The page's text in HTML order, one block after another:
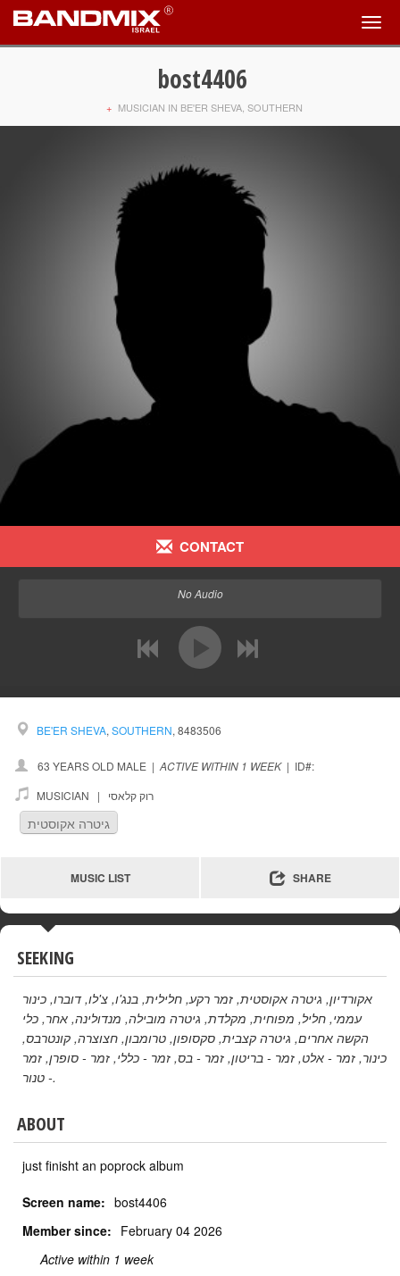
bost4406
+ MUSICIAN IN BE'ER SHEVA, SOUTHERN
CONTACT
No Audio
previous
BE'ER SHEVA, SOUTHERN, 8483506
63 YEARS OLD MALE | ACTIVE WITHIN 1 WEEK | ID#:
MUSICIAN | רוק קלאסי
גיטרה אקוסטית
MUSIC LIST SHARE
SEEKING
אקורדיון, גיטרה אקוסטית, זמר רקע, חלילית, בנג'ו, צ'לו,דוברו, כינור
עממי, חליל, מפוחית, מקלדת, גיטרה מובילה, מנדולינה, אחר, כלי
הקשה אחרים, גיטרה קצבית, סקסופון, טרומבון, חצוצרה, קונטרבס,
כינור, זמר - אלט, זמר - בריטון, זמר - בס, זמר - כללי, זמר - סופרן, זמר
- טנור.
ABOUT
just finisht an poprock album
Screen name: bost4406
Member since: February 04 2026
Active within 1 week